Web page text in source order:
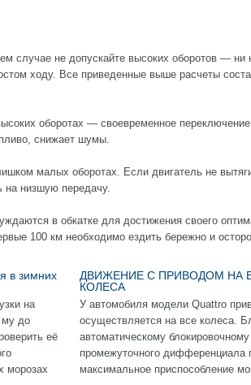
случае не допускайте высоких оборотов — ни
ходу. Все приведенные выше расчеты
оборотах — своевременное
снижает шумы.
малых оборотах. Если двигатель не
на низшую передачу.
в обкатке для достижения своего
100 км необходимо ездить бережно и
в зимних
на
му до
её
морозах
ДВИЖЕНИЕ С ПРИВОДОМ НА
КОЛЕСА
У автомобиля модели Quattro
осуществляется на все колеса.
автоматическому
промежуточного дифференциала
максимальное приспособление